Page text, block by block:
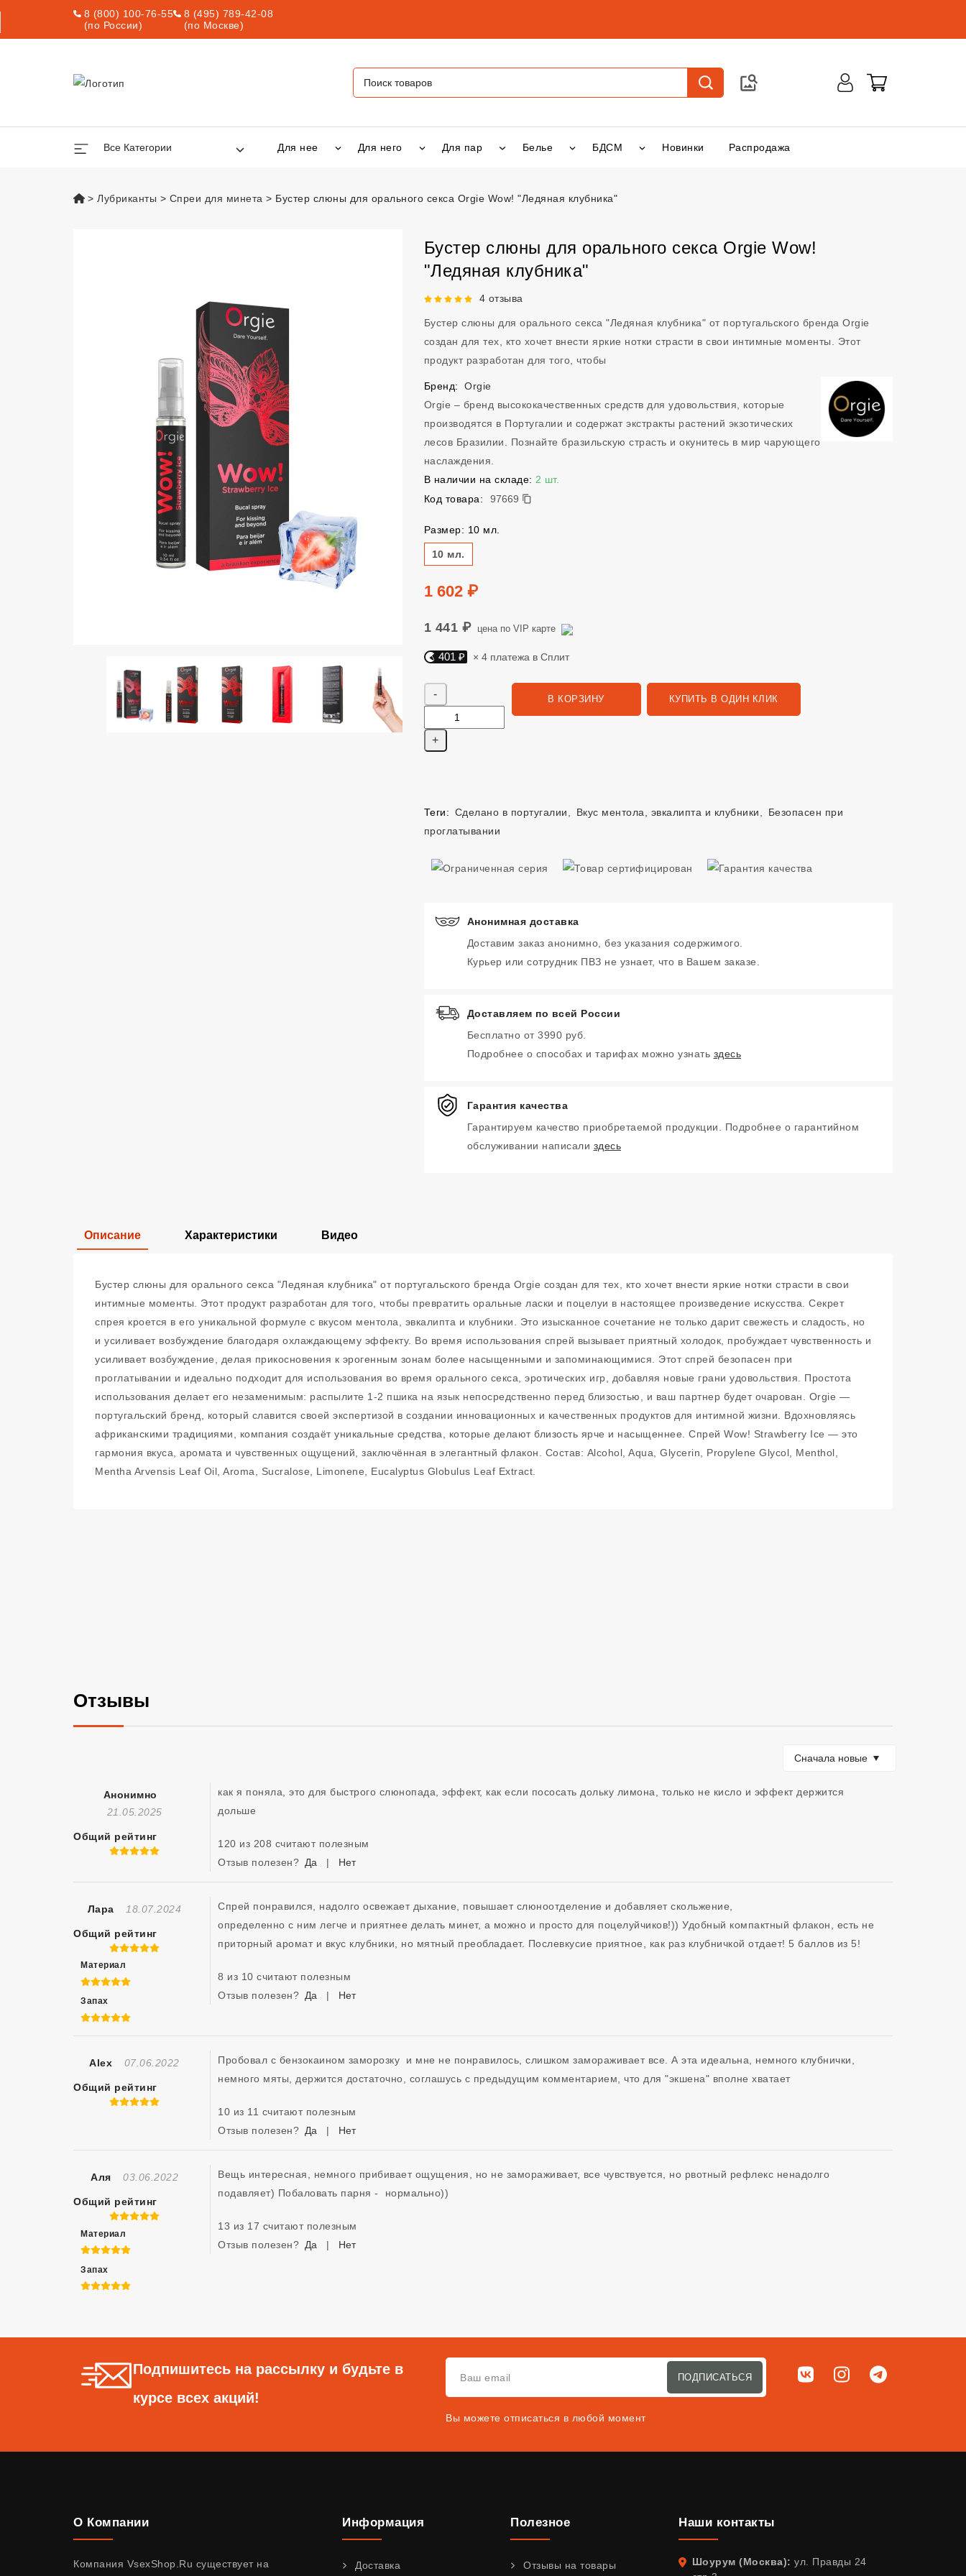
8 (800) 100-76-55
(по России)
8 (495) 789-42-08
(по Москве)
Все Категории Для нее Для него Для пар Белье БДСМ Новинки Распродажа
vsexshop.ru
Лубриканты Спреи для минета Бустер слюны для орального секса Orgie Wow! "Ледяная клубника"
Бустер слюны для орального секса Orgie Wow!
"Ледяная клубника"
Рейтинг 5 из 5.4 отзыва
Бустер слюны для орального секса "Ледяная клубника" от португальского бренда Orgie
создан для тех, кто хочет внести яркие нотки страсти в свои интимные моменты. Этот
продукт разработан для того, чтобы
Бренд:
Orgie
Orgie – бренд высококачественных средств для удовольствия, которые
производятся в Португалии и содержат экстракты растений экзотических
лесов Бразилии. Познайте бразильскую страсть и окунитесь в мир чарующего
наслаждения.
В наличии на складе: 2 шт.
Код товара:
97669
97669
Размер: 10 мл.
Размер
10 мл.
Цена
1 602 ₽
1 441 ₽ цена по VIP карте
Яндекс Сплит. 401 руб, 4 платежа в Сплит
401 ₽ × 4 платежа в Сплит
В КОРЗИНУ КУПИТЬ В ОДИН КЛИК
Теги: Сделано в португалии Вкус ментола, эвкалипта и клубники
Безопасен при
проглатывании
Анонимная доставка
Доставим заказ анонимно, без указания содержимого.
Курьер или сотрудник ПВЗ не узнает, что в Вашем заказе.
Доставляем по всей России
Бесплатно от 3990 руб.
Подробнее о способах и тарифах можно узнать здесь
Гарантия качества
Гарантируем качество приобретаемой продукции. Подробнее о гарантийном
обслуживании написали здесь
Описание Характеристики Видео
Бустер слюны для орального секса "Ледяная клубника" от португальского бренда Orgie создан для тех, кто хочет внести яркие нотки страсти в свои
интимные моменты. Этот продукт разработан для того, чтобы превратить оральные ласки и поцелуи в настоящее произведение искусства. Секрет
спрея кроется в его уникальной формуле с вкусом ментола, эвкалипта и клубники. Это изысканное сочетание не только дарит свежесть и сладость, но
и усиливает возбуждение благодаря охлаждающему эффекту. Во время использования спрей вызывает приятный холодок, пробуждает чувственность и
усиливает возбуждение, делая прикосновения к эрогенным зонам более насыщенными и запоминающимися. Этот спрей безопасен при
проглатывании и идеально подходит для использования во время орального секса, эротических игр, добавляя новые грани удовольствия. Простота
использования делает его незаменимым: распылите 1-2 пшика на язык непосредственно перед близостью, и ваш партнер будет очарован. Orgie —
португальский бренд, который славится своей экспертизой в создании инновационных и качественных продуктов для интимной жизни. Вдохновляясь
африканскими традициями, компания создаёт уникальные средства, которые делают близость ярче и насыщеннее. Спрей Wow! Strawberry Ice — это
гармония вкуса, аромата и чувственных ощущений, заключённая в элегантный флакон. Состав: Alcohol, Aqua, Glycerin, Propylene Glycol, Menthol,
Mentha Arvensis Leaf Oil, Aroma, Sucralose, Limonene, Eucalyptus Globulus Leaf Extract.
Отзывы
Сортировать по
Сначала новые
Анонимно
Отзыв Создан
21.05.2025
Общий рейтинг
5 из 5
как я поняла, это для быстрого слюнопада, эффект, как если пососать дольку лимона, только не кисло и эффект держится
дольше
120 из 208 считают полезным
Отзыв полезен? Да | Нет
Лара Отзыв Создан
18.07.2024
Общий рейтинг
5 из 5
Материал
5 из 5
Запах
5 из 5
Спрей понравился, надолго освежает дыхание, повышает слюноотделение и добавляет скольжение,
определенно с ним легче и приятнее делать минет, а можно и просто для поцелуйчиков!)) Удобный компактный флакон, есть не
приторный аромат и вкус клубники, но мятный преобладает. Послевкусие приятное, как раз клубничкой отдает! 5 баллов из 5!
8 из 10 считают полезным
Отзыв полезен? Да | Нет
Alex Отзыв Создан
07.06.2022
Общий рейтинг
5 из 5
Пробовал с бензокаином заморозку  и мне не понравилось, слишком замораживает все. А эта идеальна, немного клубнички,
немного мяты, держится достаточно, соглашусь с предыдущим комментарием, что для "экшена" вполне хватает
10 из 11 считают полезным
Отзыв полезен? Да | Нет
Аля Отзыв Создан
03.06.2022
Общий рейтинг
5 из 5
Материал
5 из 5
Запах
5 из 5
Вещь интересная, немного прибивает ощущения, но не замораживает, все чувствуется, но рвотный рефлекс ненадолго
подавляет) Побаловать парня -  нормально))
13 из 17 считают полезным
Отзыв полезен? Да | Нет
Подпишитесь на рассылку и будьте в
курсе всех акций!
ПОДПИСАТЬСЯ
Вы можете отписаться в любой момент
Мы в соц. сетях
ВКонтактеInstagramTelegram
О Компании
Компания VsexShop.Ru существует на
Информация
Доставка
Полезное
Отзывы на товары
Наши контакты
Адрес
Шоурум (Москва): ул. Правды 24